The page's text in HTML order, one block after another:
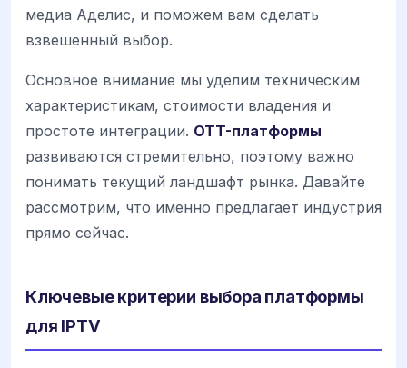
медиа Аделис, и поможем вам сделать
взвешенный выбор.
Основное внимание мы уделим техническим
характеристикам, стоимости владения и
простоте интеграции. OTT-платформы
развиваются стремительно, поэтому важно
понимать текущий ландшафт рынка. Давайте
рассмотрим, что именно предлагает индустрия
прямо сейчас.
Ключевые критерии выбора платформы
для IPTV